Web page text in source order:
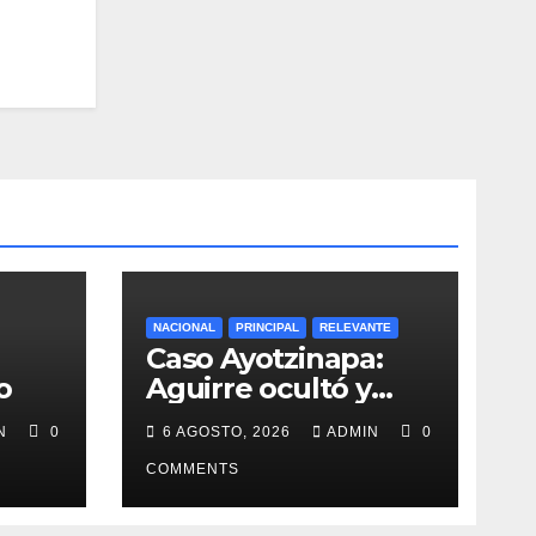
0
NACIONAL PRINCIPAL RELEVANTE
Caso Ayotzinapa:
Aguirre ocultó y
destruyó evidencias
6 AGOSTO, 2026 ADMIN 0
COMMENTS